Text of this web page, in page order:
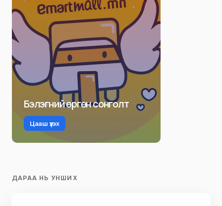
Бэлэгний өргөн сонголт
Цааш үзэх
ДАРАА НЬ УНШИХ